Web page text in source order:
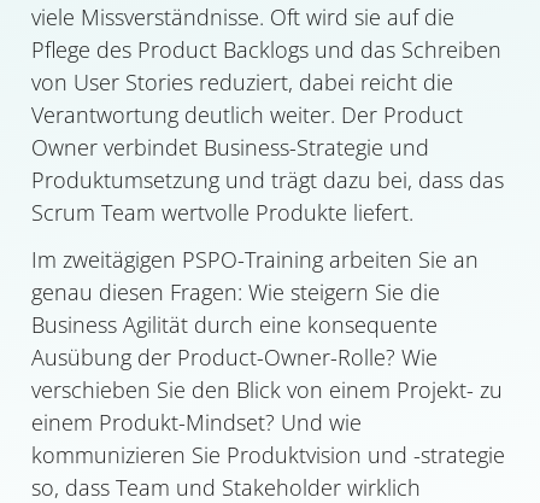
viele Missverständnisse. Oft wird sie auf die
Pflege des Product Backlogs und das Schreiben
von User Stories reduziert, dabei reicht die
Verantwortung deutlich weiter. Der Product
Owner verbindet Business-Strategie und
Produktumsetzung und trägt dazu bei, dass das
Scrum Team wertvolle Produkte liefert.
Im zweitägigen PSPO-Training arbeiten Sie an
genau diesen Fragen: Wie steigern Sie die
Business Agilität durch eine konsequente
Ausübung der Product-Owner-Rolle? Wie
verschieben Sie den Blick von einem Projekt- zu
einem Produkt-Mindset? Und wie
kommunizieren Sie Produktvision und -strategie
so, dass Team und Stakeholder wirklich